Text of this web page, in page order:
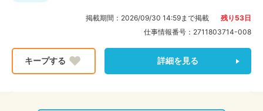
掲載期間： 2026/09/30 14:59まで掲載 残り 53日
仕事情報番号： 2711803714-008
詳細を見る